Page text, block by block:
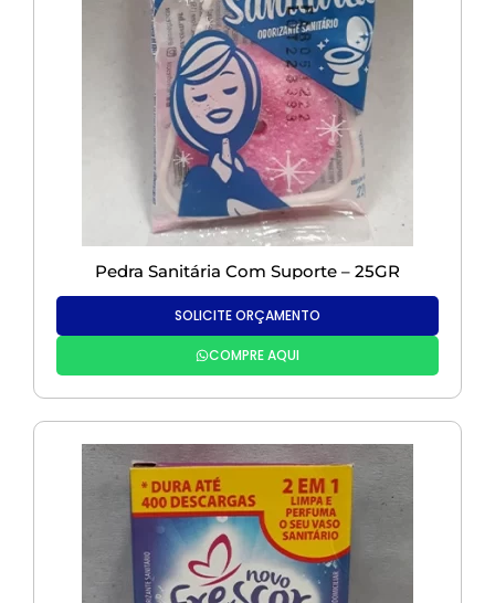
Pedra Sanitária Com Suporte – 25GR
SOLICITE ORÇAMENTO
COMPRE AQUI